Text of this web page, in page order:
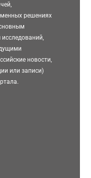
решениях
новости,
или записи)